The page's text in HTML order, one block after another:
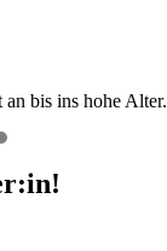
bis ins hohe Alter.